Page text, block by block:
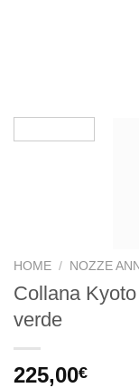
HOME / NOZZE
Collana
verde
225,00€